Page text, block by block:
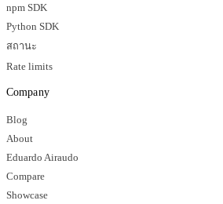
npm SDK
Python SDK
สถานะ
Rate limits
Company
Blog
About
Eduardo Airaudo
Compare
Showcase